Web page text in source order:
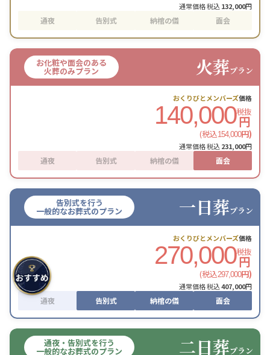
通常価格 税込132,000円
通夜 告別式 納棺の儀 面会
お化粧や面会のある
火葬のみプラン 火葬プラン
おくりびとメンバーズ価格
140,000税抜
円
(税込154,000円)
通常価格 税込231,000円
通夜 告別式 納棺の儀 面会
告別式を行う
一般的なお葬式のプラン 一日葬プラン
おくりびとメンバーズ価格
270,000税抜
円
(税込297,000円)
通常価格 税込407,000円
通夜 告別式 納棺の儀 面会
通夜・告別式を行う
一般的なお葬式のプラン 二日葬プラン